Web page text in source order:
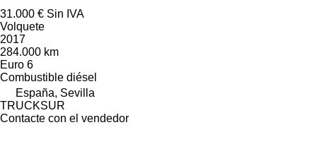
31.000 € Sin IVA
Volquete
2017
284.000 km
Euro 6
Combustible diésel
España, Sevilla
TRUCKSUR
Contacte con el vendedor